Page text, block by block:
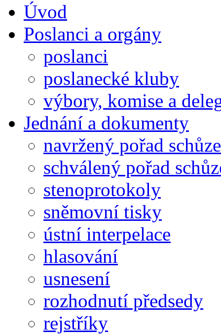
Úvod
Poslanci a orgány
poslanci
poslanecké kluby
výbory, komise a
Jednání a dokumenty
navržený pořad schůze
schválený pořad
stenoprotokoly
sněmovní tisky
ústní interpelace
hlasování
usnesení
rozhodnutí předsedy
rejstříky